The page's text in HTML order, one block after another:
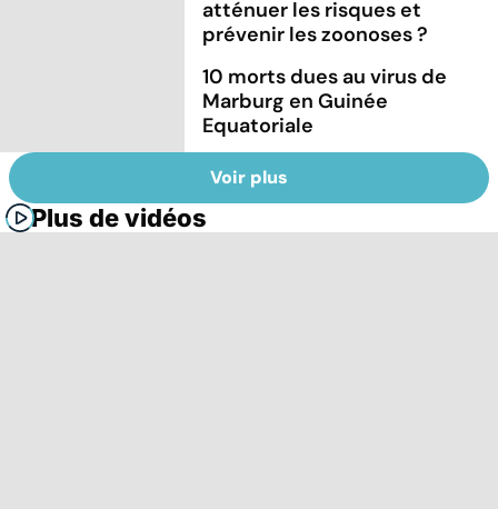
atténuer les risques et
prévenir les zoonoses ?
10 morts dues au virus de
Marburg en Guinée
Equatoriale
Voir plus
Plus de vidéos